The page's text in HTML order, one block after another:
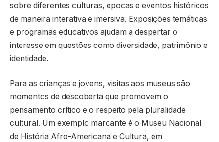
sobre diferentes culturas, épocas e eventos históricos
de maneira interativa e imersiva. Exposições temáticas
e programas educativos ajudam a despertar o
interesse em questões como diversidade, patrimônio e
identidade.
Para as crianças e jovens, visitas aos museus são
momentos de descoberta que promovem o
pensamento crítico e o respeito pela pluralidade
cultural. Um exemplo marcante é o Museu Nacional
de História Afro-Americana e Cultura, em